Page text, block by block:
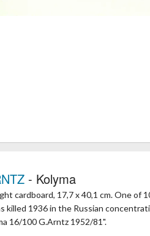
- Kolyma
cardboard, 17,7 x 40,1 cm. One of
killed 1936 in the Russian
16/100 G.Arntz 1952/81".